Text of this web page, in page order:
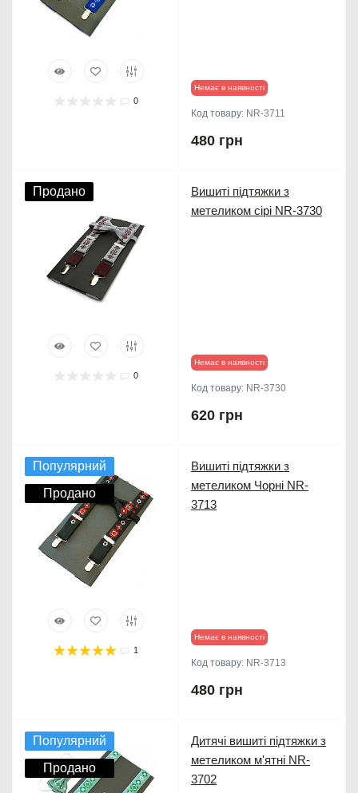
0
Немає в наявності
Код товару: NR-3711
480 грн
Продано
0
Вишиті підтяжки з
метеликом сірі NR-3730
Немає в наявності
Код товару: NR-3730
620 грн
Популярний
Продано
1
Вишиті підтяжки з
метеликом Чорні NR-
3713
Немає в наявності
Код товару: NR-3713
480 грн
Популярний
Продано
Дитячі вишиті підтяжки з
метеликом м'ятні NR-
3702